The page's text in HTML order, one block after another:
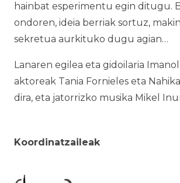
hainbat esperimentu egin ditugu.
ondoren, ideia berriak sortuz,
sekretua aurkituko dugu agian…
Lanaren egilea eta gidoilaria
aktoreak Tania Fornieles eta
dira, eta jatorrizko musika Mikel
Koordinatzaileak